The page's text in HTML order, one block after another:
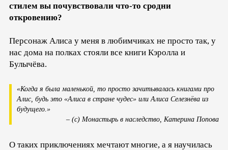
стилем вы почувствовали что-то сродни
откровению?
Персонаж Алиса у меня в любимчиках не просто так, у
нас дома на полках стояли все книги Кэролла и
Булычёва.
«Когда я была маленькой, то просто зачитывалась книгами про
Алис, будь это «Алиса в стране чудес» или Алиса Селезнёва из
будущего.»
– (с) Монастырь в наследство, Катерина Попова
О таких приключениях мечтают многие, а я научилась